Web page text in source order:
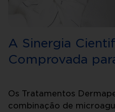
A Sinergia
Comprovada
Os Tratamentos
combinação de